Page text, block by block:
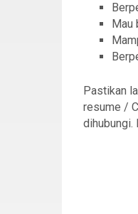
Mau
Pastikan
resume /
dihubungi.